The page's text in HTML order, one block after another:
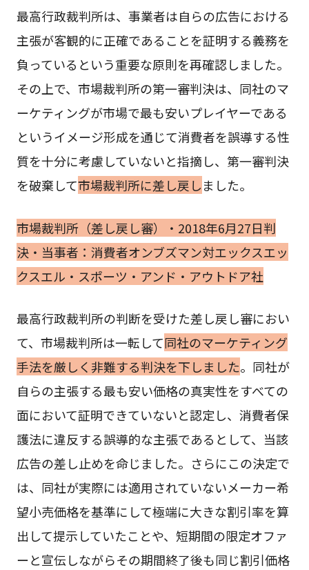
最高行政裁判所は、事業者は自らの広告における
主張が客観的に正確であることを証明する義務を
負っているという重要な原則を再確認しました。
その上で、市場裁判所の第一審判決は、同社のマ
ーケティングが市場で最も安いプレイヤーである
というイメージ形成を通じて消費者を誤導する性
質を十分に考慮していないと指摘し、第一審判決
を破棄して市場裁判所に差し戻しました。
市場裁判所（差し戻し審）・2018年6月27日判
決・当事者：消費者オンブズマン対エックスエッ
クスエル・スポーツ・アンド・アウトドア社
最高行政裁判所の判断を受けた差し戻し審におい
て、市場裁判所は一転して同社のマーケティング
手法を厳しく非難する判決を下しました。同社が
自らの主張する最も安い価格の真実性をすべての
面において証明できていないと認定し、消費者保
護法に違反する誤導的な主張であるとして、当該
広告の差し止めを命じました。さらにこの決定で
は、同社が実際には適用されていないメーカー希
望小売価格を基準にして極端に大きな割引率を算
出して提示していたことや、短期間の限定オファ
ーと宣伝しながらその期間終了後も同じ割引価格